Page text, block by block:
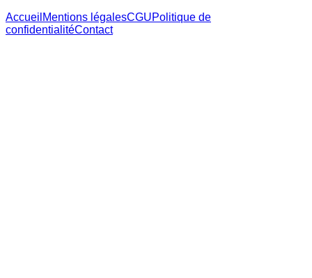
Accueil Mentions légalesCGUPolitique de
confidentialitéContact